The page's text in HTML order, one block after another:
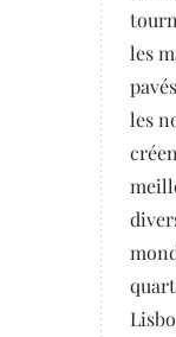
les
les